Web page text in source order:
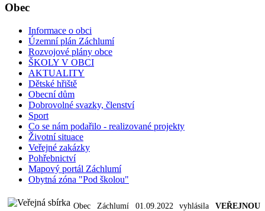
Obec
Informace o obci
Územní plán Záchlumí
Rozvojové plány obce
ŠKOLY V OBCI
AKTUALITY
Dětské hřiště
Obecní dům
Dobrovolné svazky, členství
Sport
Co se nám podařilo - realizované projekty
Životní situace
Veřejné zakázky
Pohřebnictví
Mapový portál Záchlumí
Obytná zóna "Pod školou"
Obec Záchlumí 01.09.2022 vyhlásila VEŘEJNOU